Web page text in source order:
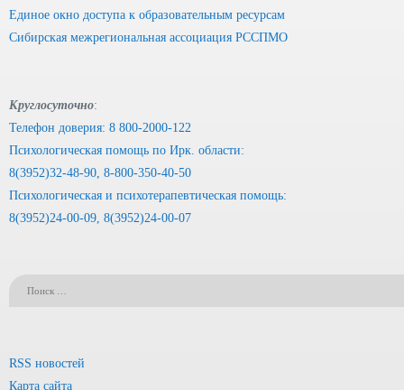
Единое окно доступа к образовательным ресурсам
Сибирская межрегиональная ассоциация РССПМО
Круглосуточно:
Телефон доверия: 8 800-2000-122
Психологическая помощь по Ирк. области:
8(3952)32-48-90, 8-800-350-40-50
Психологическая и психотерапевтическая помощь:
8(3952)24-00-09, 8(3952)24-00-07
RSS новостей
Карта сайта